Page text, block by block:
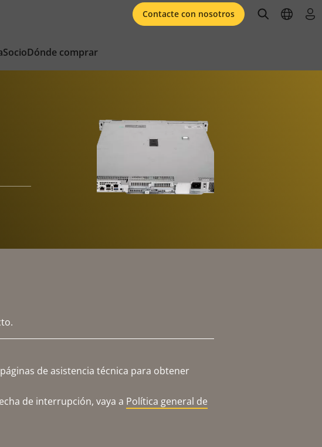
SocioDónde comprar
Contacte con nosotros openopen
de asistencia técnica para obtener
de interrupción, vaya a Política general de